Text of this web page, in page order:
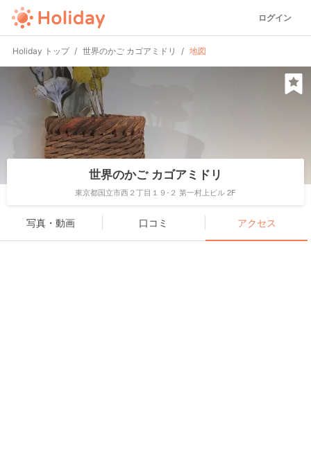
ログイン
Holiday トップ 世界のかご カゴアミドリ 地図
世界のかご カゴアミドリ
東京都国立市西２丁目１９-２ 第一村上ビル 2F
写真・動画 口コミ アクセス